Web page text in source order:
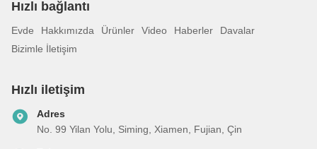
Hızlı bağlantı
Evde Hakkımızda Ürünler Video Haberler
Davalar
Bizimle İletişim
Hızlı iletişim
Adres
No. 99 Yilan Yolu, Siming, Xiamen, Fujian, Çin